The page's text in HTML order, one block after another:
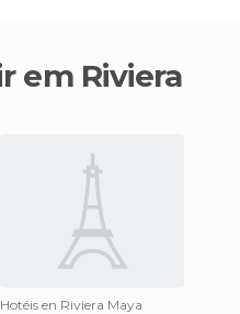
Hotéis en Riviera Maya